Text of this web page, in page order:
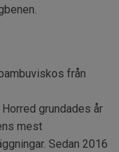
från
grundades år
mest
Sedan 2016